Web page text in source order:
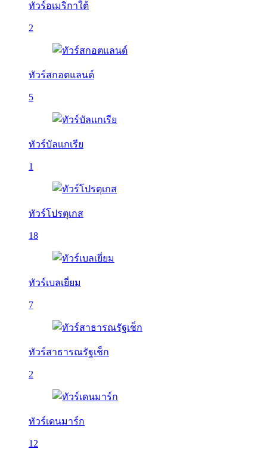
ทัวร์อเมริกาใต้
2
ทัวร์สกอตแลนด์
5
ทัวร์บัลเเกเรีย
1
ทัวร์โปรตุเกส
18
ทัวร์เบลเยี่ยม
7
ทัวร์สาธารณรัฐเช็ก
2
ทัวร์เดนมาร์ก
12